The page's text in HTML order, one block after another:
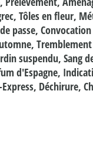
Tôles en fleur,
passe,
suspendu,
d'Espagne,
Déchirure,